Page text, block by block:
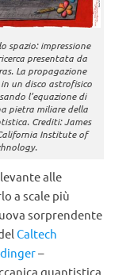
spazio: impressione
presentata da
La propagazione
un disco astrofisico
l’equazione di
pietra miliare della
Crediti: James
Institute of
alle
a scale più
sorprendente
Caltech
–
quantistica